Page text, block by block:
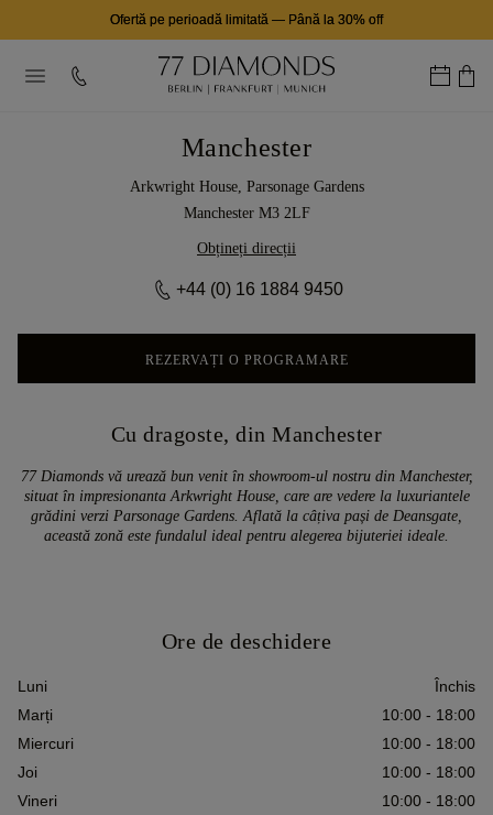
Ofertă pe perioadă limitată — Până la 30% off
Manchester
Arkwright House, Parsonage Gardens
Manchester M3 2LF
Obțineți direcții
+44 (0) 16 1884 9450
REZERVAȚI O PROGRAMARE
Cu dragoste, din Manchester
77 Diamonds vă urează bun venit în showroom-ul nostru din Manchester,
situat în impresionanta Arkwright House, care are vedere la luxuriantele
grădini verzi Parsonage Gardens. Aflată la câțiva pași de Deansgate,
această zonă este fundalul ideal pentru alegerea bijuteriei ideale.
Ore de deschidere
Luni
Închis
Marți
10:00 - 18:00
Miercuri
10:00 - 18:00
Joi
10:00 - 18:00
Vineri
10:00 - 18:00